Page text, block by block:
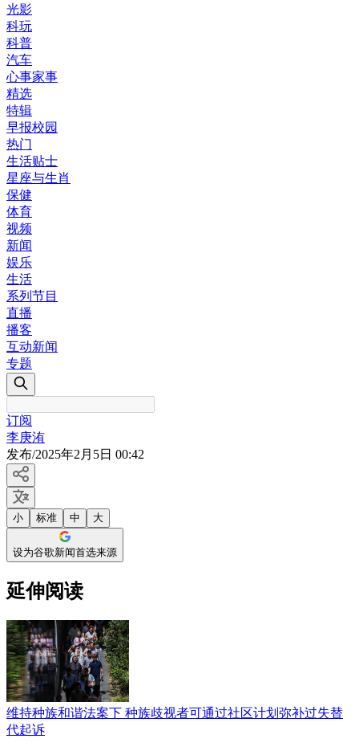
光影
科玩
科普
汽车
心事家事
精选
特辑
早报校园
热门
生活贴士
星座与生肖
保健
体育
视频
新闻
娱乐
生活
系列节目
直播
播客
互动新闻
专题
订阅
李庚洧
发布/2025年2月5日 00:42
小 标准 中 大
设为谷歌新闻首选来源
延伸阅读
维持种族和谐法案下 种族歧视者可通过社区计划弥补过失替
代起诉